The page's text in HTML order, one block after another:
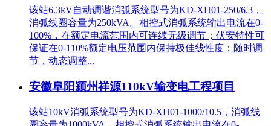
该站6.3kV自动调谐消弧系统型号为KD-XH01-250/6.3，
消弧线圈容量为250kVA。相控式消弧系统输出电流在0-
100%，在额定电流范围内可连续无级调节；伏安特性可
保证在0-110%额定电压范围内保持极佳线性度；随时调
节，动态调整...
安徽阜阳颍州祥源110kV输变电工程项目
该站10kV消弧系统型号为KD-XH01-1000/10.5，消弧线